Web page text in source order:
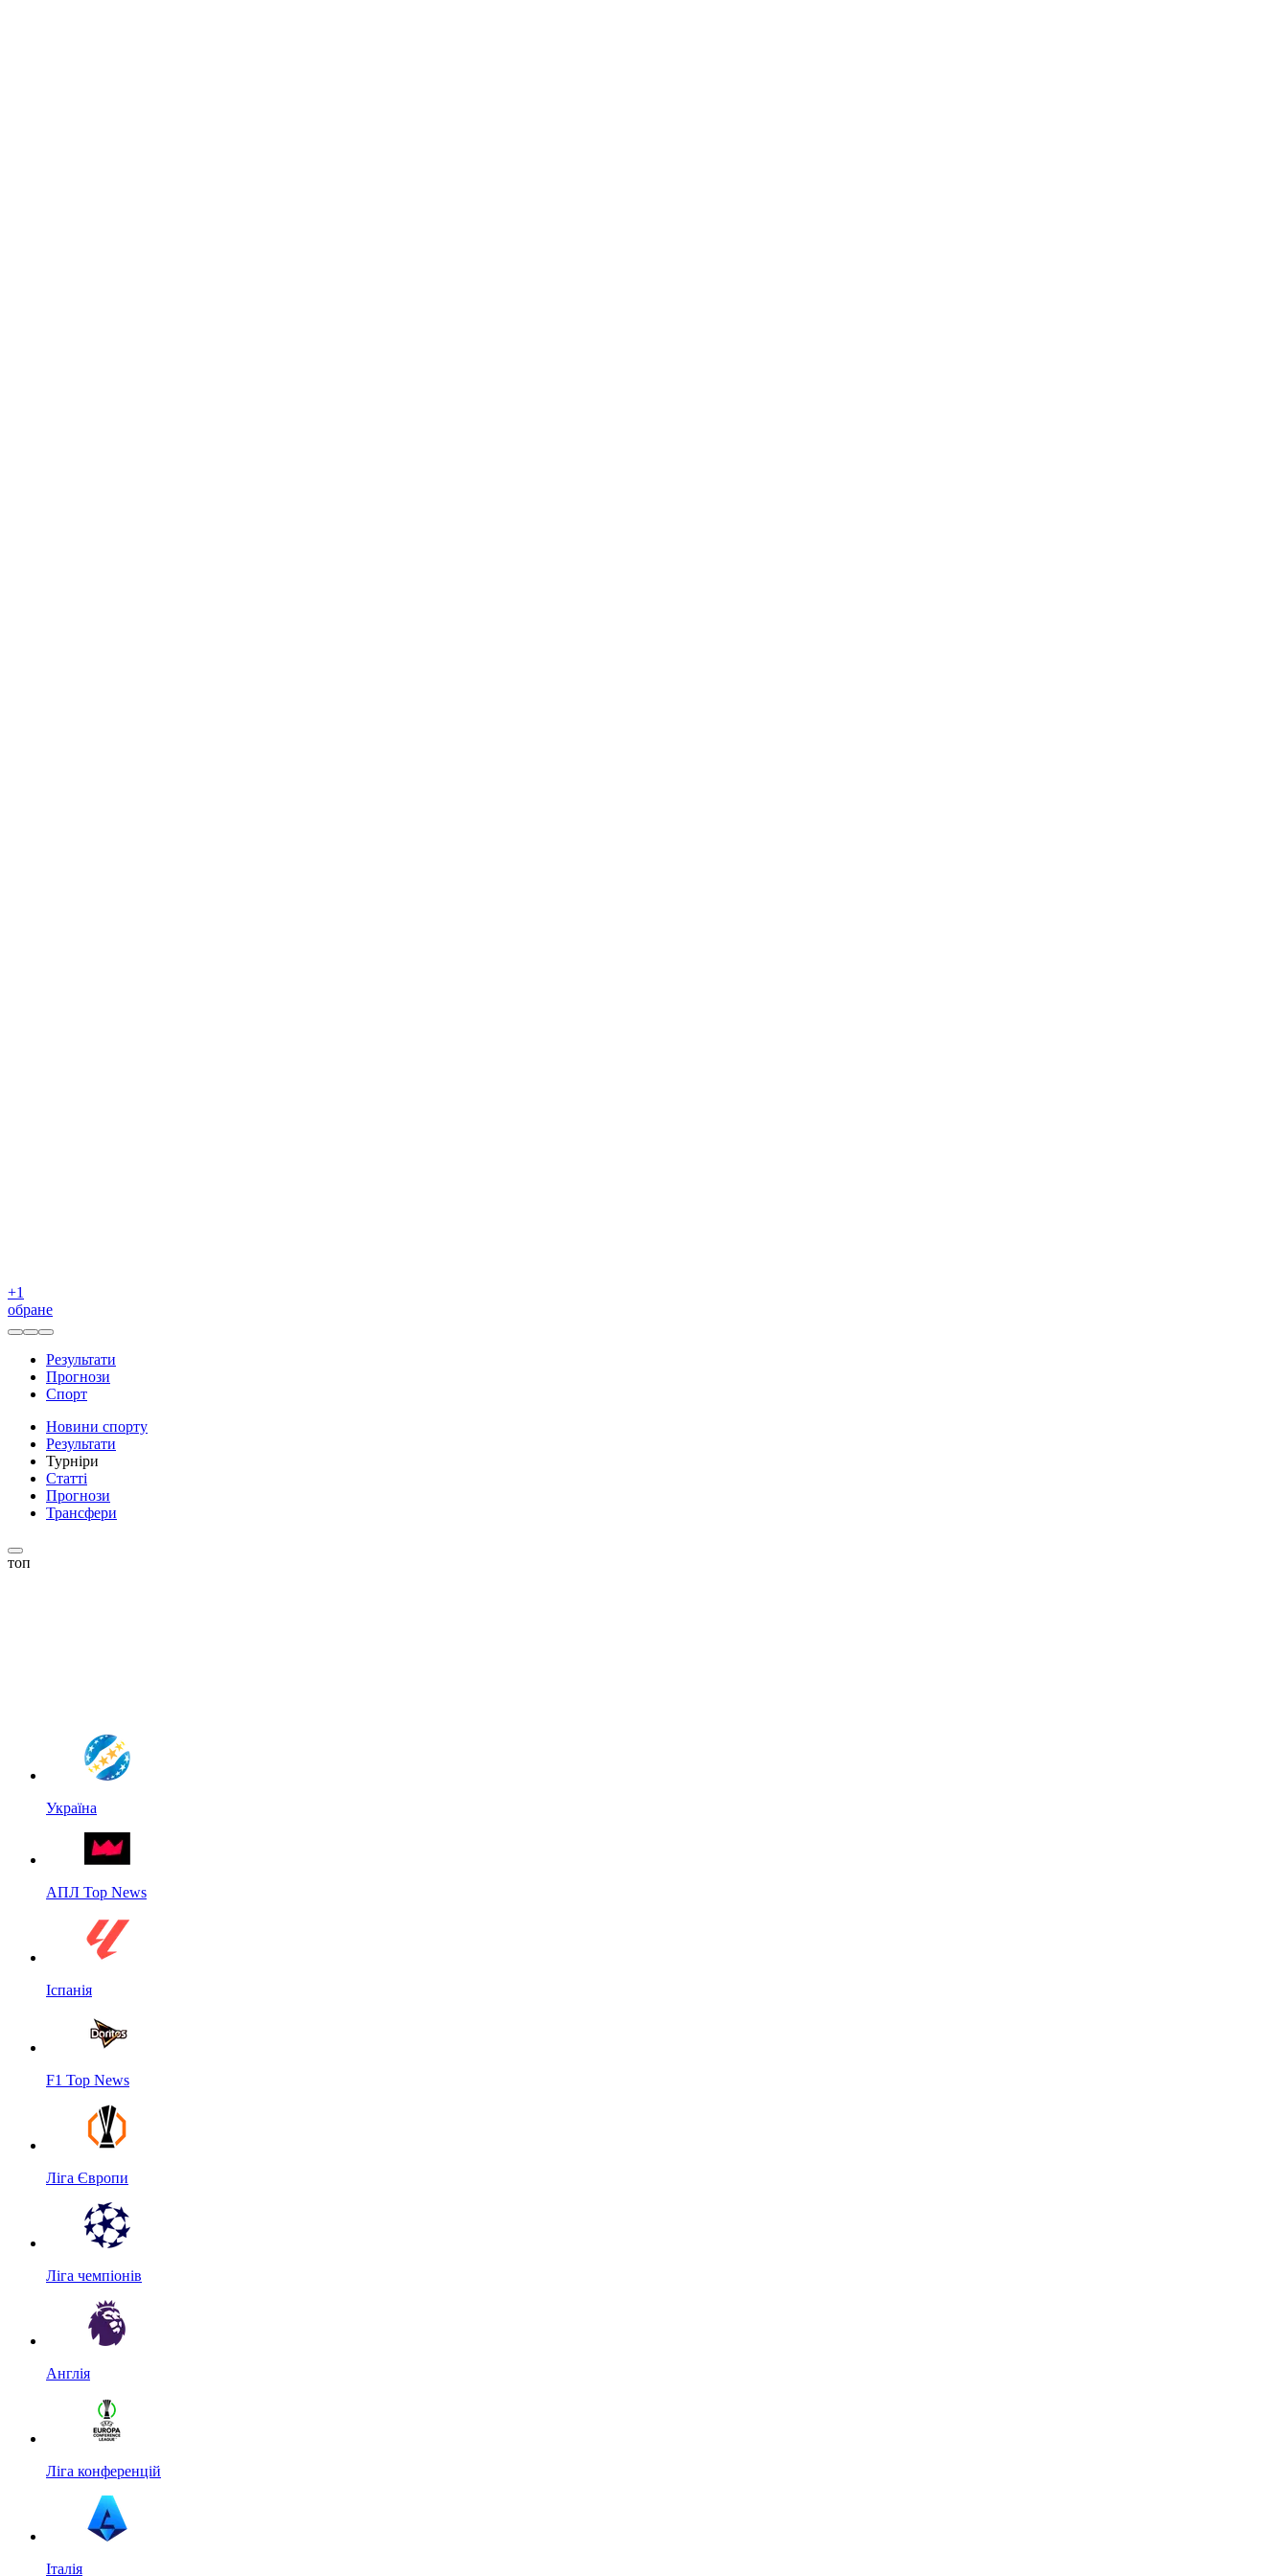
+1
обране
Результати
Прогнози
Спорт
Новини спорту
Результати
Турніри
Статті
Прогнози
Трансфери
топ
Україна
АПЛ Top News
Іспанія
F1 Top News
Ліга Європи
Ліга чемпіонів
Англія
Ліга конференцій
Італія